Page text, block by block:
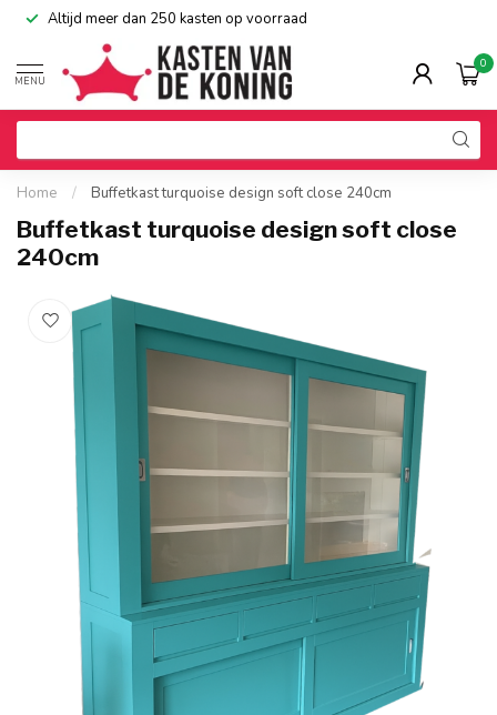
Altijd meer dan 250 kasten op voorraad
MENU
0
Home / Buffetkast turquoise design soft close 240cm
Buffetkast turquoise design soft close
240cm